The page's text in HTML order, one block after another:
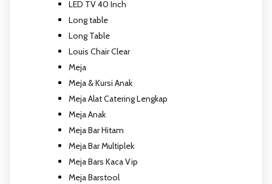
LED TV 40 Inch
Long table
Long Table
Louis Chair Clear
Meja
Meja & Kursi Anak
Meja Alat Catering Lengkap
Meja Anak
Meja Bar Hitam
Meja Bar Multiplek
Meja Bars Kaca Vip
Meja Barstool